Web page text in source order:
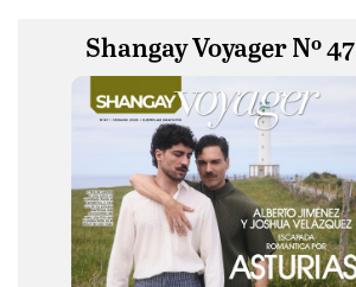
Shangay Voyager Nº 47